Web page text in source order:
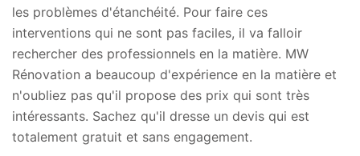
les problèmes d'étanchéité. Pour faire ces
interventions qui ne sont pas faciles, il va falloir
rechercher des professionnels en la matière. MW
Rénovation a beaucoup d'expérience en la matière et
n'oubliez pas qu'il propose des prix qui sont très
intéressants. Sachez qu'il dresse un devis qui est
totalement gratuit et sans engagement.